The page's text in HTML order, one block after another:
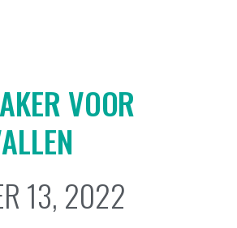
VOOR
13, 2022